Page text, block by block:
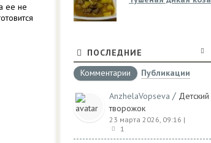
ее не
ПОСЛЕДНИЕ
Комментарии
Публикации
AnzhelaVopseva / Детский
творожок
23 марта 2026, 09:16 |
1